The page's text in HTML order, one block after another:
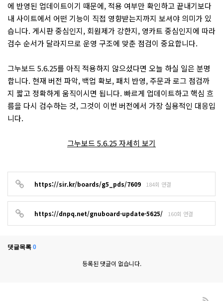
에 반영된 업데이트이기 때문에, 적용 여부만 확인하고 끝내기보다
내 사이트에서 어떤 기능이 직접 영향받는지까지 보셔야 의미가 있
습니다. 게시판 중심인지, 회원제가 강한지, 영카트 중심인지에 따라
검수 순서가 달라지므로 운영 구조에 맞춘 점검이 중요합니다.
그누보드 5.6.25를 아직 적용하지 않으셨다면 오늘 하실 일은 분명
합니다. 현재 버전 파악, 백업 확보, 패치 반영, 주문과 로그 점검까
지 짧고 정확하게 움직이시면 됩니다. 빠르게 업데이트하고 핵심 흐
름을 다시 검수하는 것, 그것이 이번 버전에서 가장 실용적인 대응입
니다.
그누보드 5.6.25 자세히 보기
https://sir.kr/boards/g5_pds/7609 184회 연결
https://dnpq.net/gnuboard-update-5625/ 160회 연결
댓글목록 0
등록된 댓글이 없습니다.